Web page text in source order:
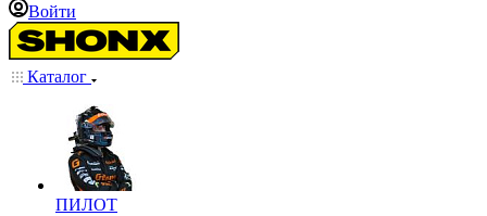
Войти
Каталог
ПИЛОТ